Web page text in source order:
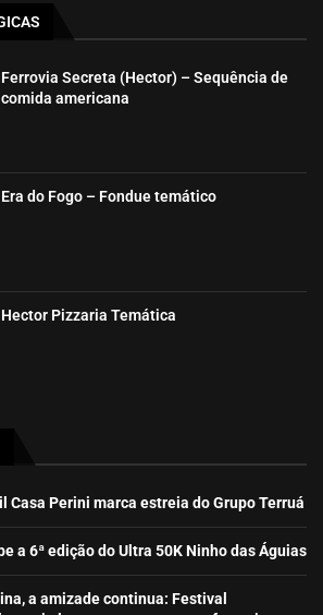
Ferrovia Secreta (Hector) – Sequência de
comida americana
Era do Fogo – Fondue temático
Hector Pizzaria Temática
Casa Perini marca estreia do Grupo Terruá
a 6ª edição do Ultra 50K Ninho das Águias
a amizade continua: Festival